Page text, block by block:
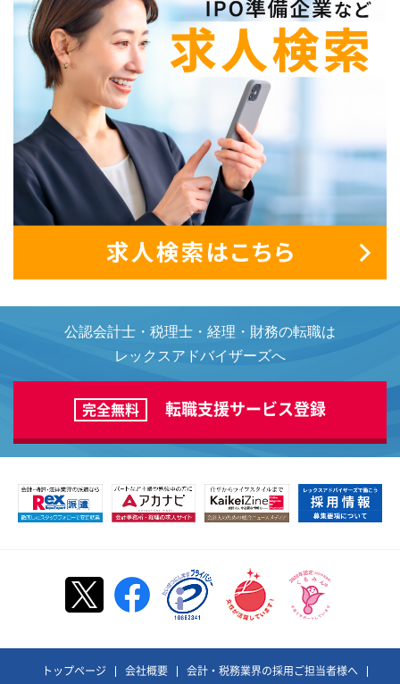
公認会計士・税理士・経理・財務の転職は
レックスアドバイザーズへ
完全無料 転職支援サービス登録
トップページ 会社概要
会計・税務業界の採用ご担当者様へ